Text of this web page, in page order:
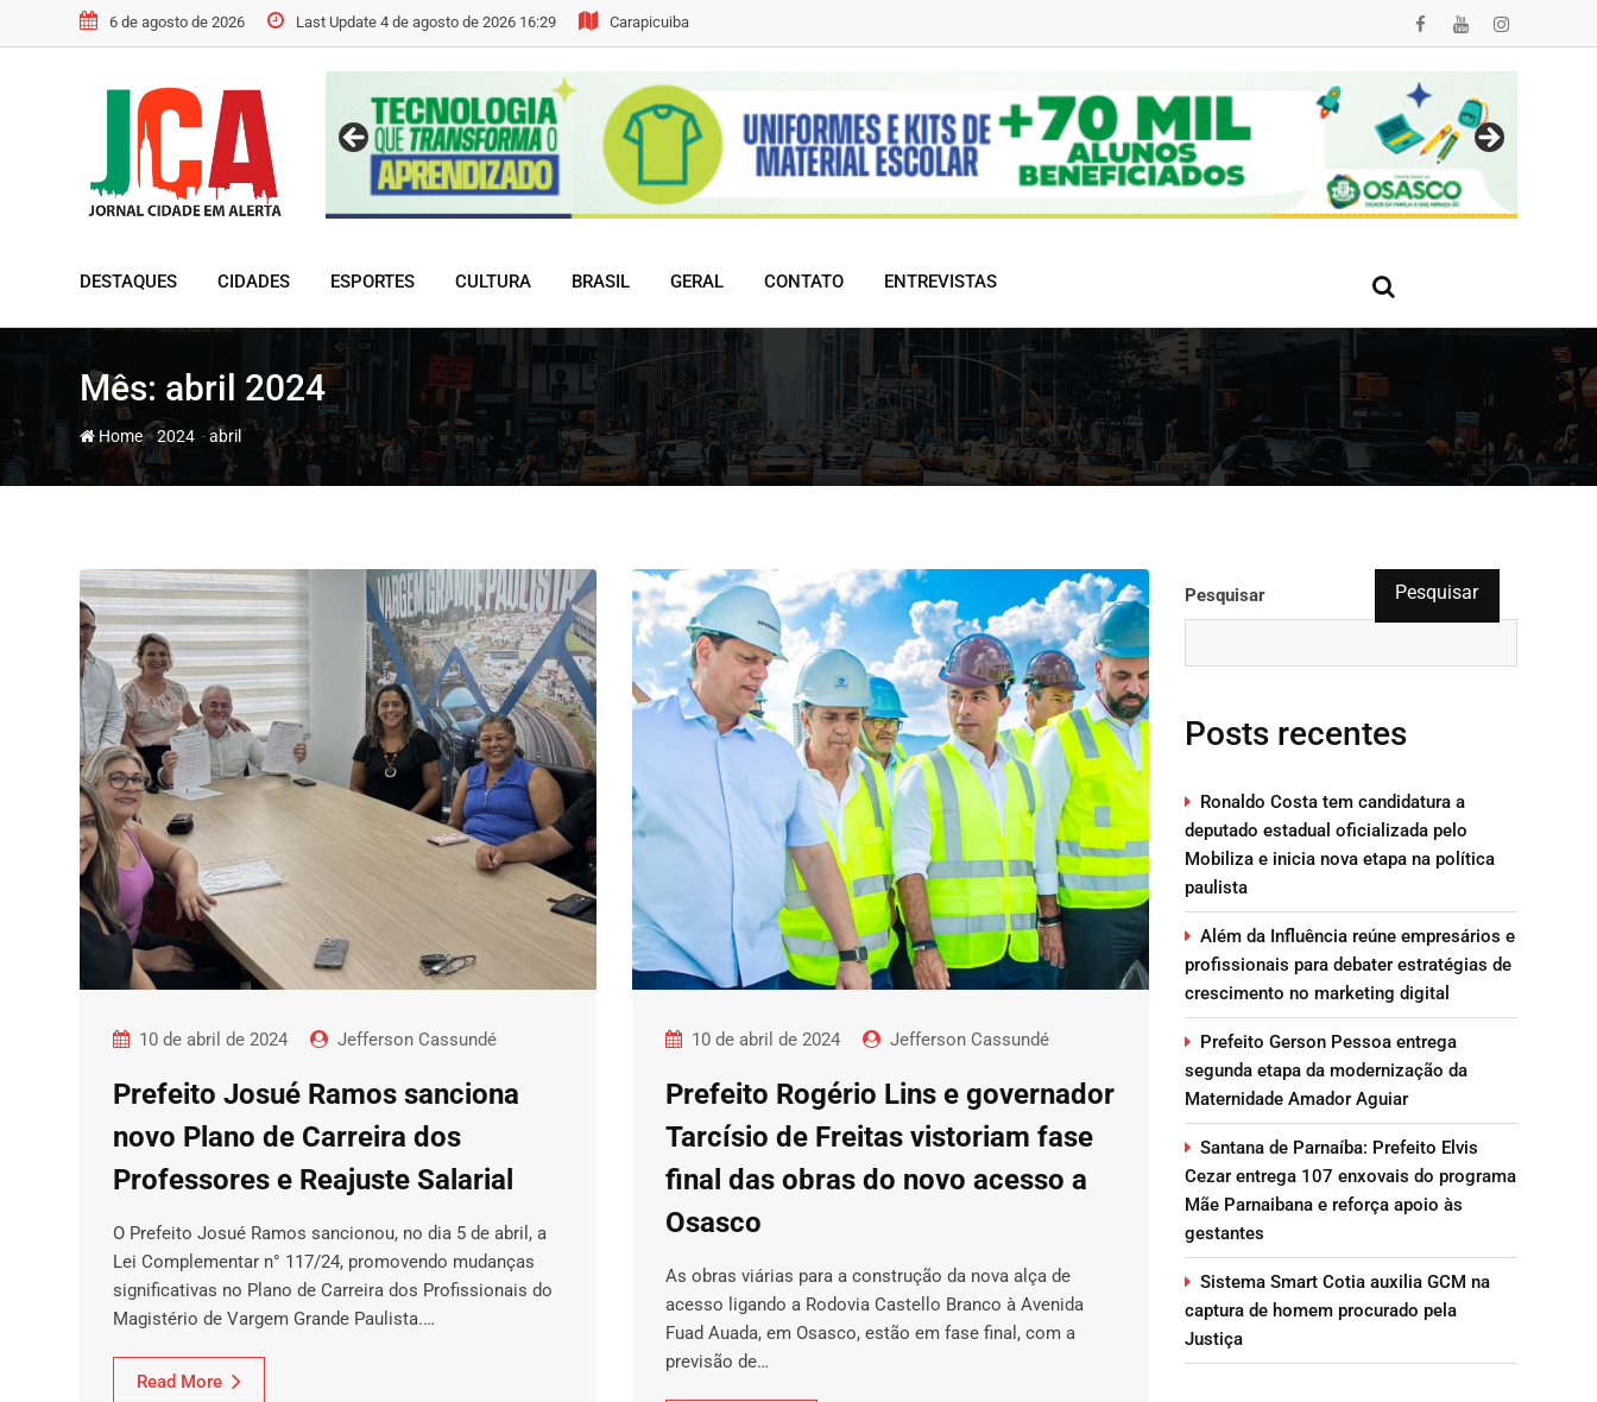
to
6 de agosto de 2026 Last Update 4 de agosto de 2026 16:29 Carapicuiba
DESTAQUES CIDADES ESPORTES CULTURA BRASIL GERAL CONTATO ENTREVISTAS
Mês: abril 2024
Home-2024 -abril
10 de abril de 2024 Jefferson Cassundé
Prefeito Josué Ramos sanciona
novo Plano de Carreira dos
Professores e Reajuste Salarial
O Prefeito Josué Ramos sancionou, no dia 5 de abril, a
Lei Complementar n° 117/24, promovendo mudanças
significativas no Plano de Carreira dos Profissionais do
Magistério de Vargem Grande Paulista.…
Read More
10 de abril de 2024 Jefferson Cassundé
Prefeito Rogério Lins e governador
Tarcísio de Freitas vistoriam fase
final das obras do novo acesso a
Osasco
As obras viárias para a construção da nova alça de
acesso ligando a Rodovia Castello Branco à Avenida
Fuad Auada, em Osasco, estão em fase final, com a
previsão de…
Pesquisar Pesquisar
Posts recentes
Ronaldo Costa tem candidatura a
deputado estadual oficializada pelo
Mobiliza e inicia nova etapa na política
paulista
Além da Influência reúne empresários e
profissionais para debater estratégias de
crescimento no marketing digital
Prefeito Gerson Pessoa entrega
segunda etapa da modernização da
Maternidade Amador Aguiar
Santana de Parnaíba: Prefeito Elvis
Cezar entrega 107 enxovais do programa
Mãe Parnaibana e reforça apoio às
gestantes
Sistema Smart Cotia auxilia GCM na
captura de homem procurado pela
Justiça